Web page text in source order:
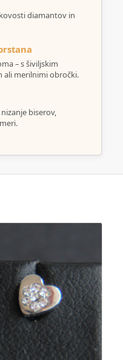
diamantov in
– s šiviljskim
ali merilnimi obročki.
biserov,